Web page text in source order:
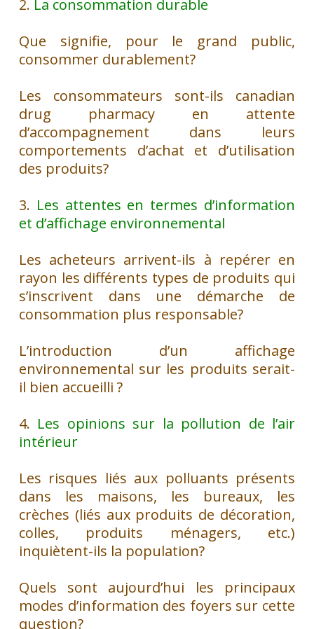
2. La consommation durable
Que signifie, pour le grand public,
consommer durablement?
Les consommateurs sont-ils canadian
drug pharmacyen attente
d’accompagnement dans leurs
comportements d’achat et d’utilisation
des produits?
3. Les attentes en termes d’information
et d’affichage environnemental
Les acheteurs arrivent-ils à repérer en
rayon les différents types de produits qui
s’inscrivent dans une démarche de
consommation plus responsable?
L’introduction d’un affichage
environnemental sur les produits serait-
il bien accueilli ?
4. Les opinions sur la pollution de l’air
intérieur
Les risques liés aux polluants présents
dans les maisons, les bureaux, les
crèches (liés aux produits de décoration,
colles, produits ménagers, etc.)
inquiètent-ils la population?
Quels sont aujourd’hui les principaux
modes d’information des foyers sur cette
question?